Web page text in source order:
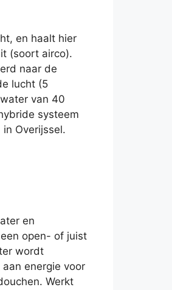
en haalt hier
(soort airco).
naar de
lucht (5
van 40
systeem
Overijssel.
en
open- of juist
wordt
energie voor
Werkt